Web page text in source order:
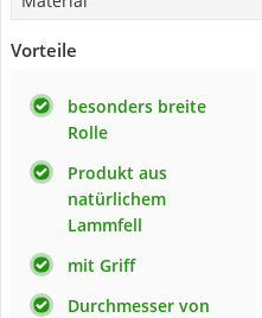
Vorteile
besonders breite
Rolle
Produkt aus
natürlichem
Lammfell
mit Griff
Durchmesser von